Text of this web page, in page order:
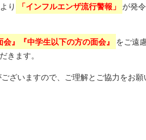
り
「インフルエンザ流行警報」 が発
会』『中学生以下の方の面会』
をご遠
きます。
ざいますので、ご理解とご協力をお願